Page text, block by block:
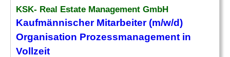
KSK- Real Estate Management GmbH
Kaufmännischer Mitarbeiter (m/w/d)
Organisation Prozessmanagement in
Vollzeit